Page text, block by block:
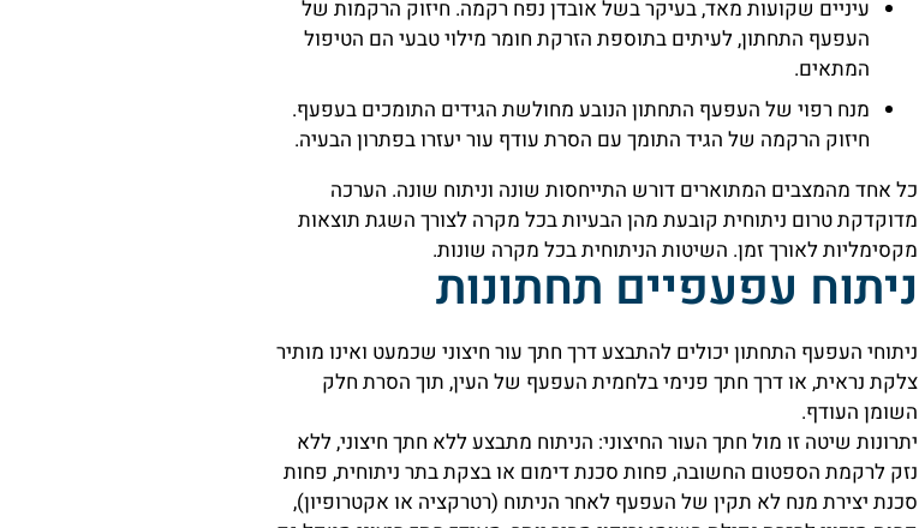
עיניים שקועות מאד, בעיקר בשל אובדן נפח רקמה. חיזוק הרקמות של
העפעף התחתון, לעיתים בתוספת הזרקת חומר מילוי טבעי הם הטיפול
המתאים.
מנח רפוי של העפעף התחתון הנובע מחולשת הגידים התומכים בעפעף.
חיזוק הרקמה של הגיד התומך עם הסרת עודף עור יעזרו בפתרון הבעיה.
כל אחד מהמצבים המתוארים דורש התייחסות שונה וניתוח שונה. הערכה
מדוקדקת טרום ניתוחית קובעת מהן הבעיות בכל מקרה לצורך השגת תוצאות
מקסימליות לאורך זמן. השיטות הניתוחית בכל מקרה שונות.
ניתוח עפעפיים תחתונות
ניתוחי העפעף התחתון יכולים להתבצע דרך חתך עור חיצוני שכמעט ואינו מותיר
צלקת נראית, או דרך חתך פנימי בלחמית העפעף של העין, תוך הסרת חלק
השומן העודף.
יתרונות שיטה זו מול חתך העור החיצוני: הניתוח מתבצע ללא חתך חיצוני, ללא
נזק לרקמת הספטום החשובה, פחות סכנת דימום או בצקת בתר ניתוחית, פחות
סכנת יצירת מנח לא תקין של העפעף לאחר הניתוח (רטרקציה או אקטרופיון),